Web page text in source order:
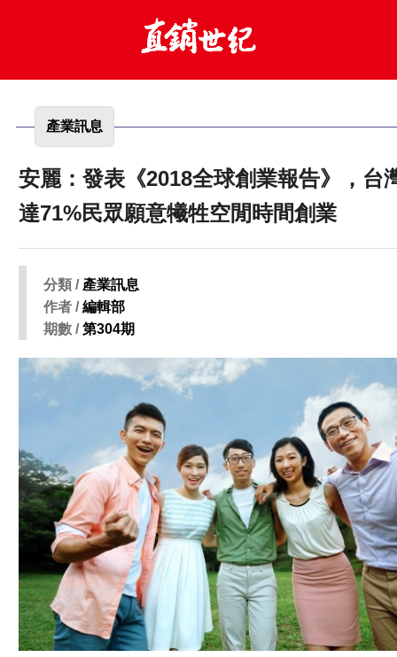
產業訊息
安麗：發表《2018全球創業報告》，台
達71%民眾願意犧牲空閒時間創業
分類 / 產業訊息
作者 /編輯部
期數 /第304期